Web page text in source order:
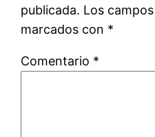
publicada. Los
marcados con *
Comentario *